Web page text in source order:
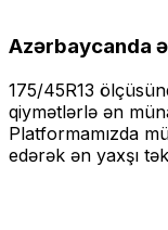
Azərbaycanda
175/45R13
qiymətlərlə ən
Platformamızda
edərək ən yaxşı